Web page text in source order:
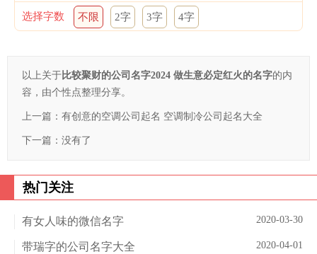
选择字数 不限 2字 3字 4字
以上关于 比较聚财的公司名字2024 做生意必定红火的名字的内
容，由个性点整理分享。
上一篇： 有创意的空调公司起名 空调制冷公司起名大全
下一篇：没有了
热门关注
2020-03-30
有女人味的微信名字
2020-04-01
带瑞字的公司名字大全